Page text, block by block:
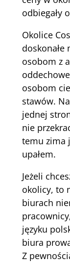
odbiegały
Okolice
doskonałe
osobom z
osobom
stawów.
jednej
nie
temu zima
upałem.
Jeżeli
okolicy, to
biurach
języku
biura
Z